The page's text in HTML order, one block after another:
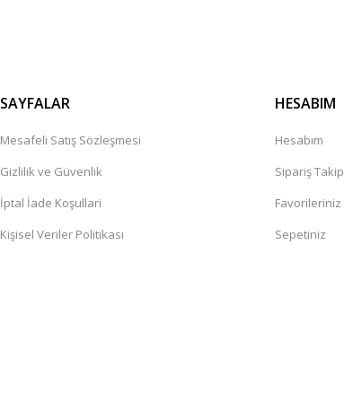
SAYFALAR
Mesafeli Satış Sözleşmesi
Gizlilik ve Güvenlik
İptal İade Koşullari
Kişisel Veriler Politikası
HESABIM
Hesabım
Sipariş Takip
Favorileriniz
Sepetiniz